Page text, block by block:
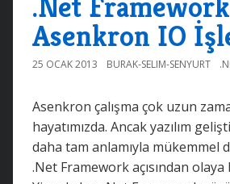
Asenkron IO
25 OCAK 2013 BURAK-SELIM-SENYURT
Asenkron çalışma çok uzun
hayatımızda. Ancak yazılım
daha tam anlamıyla mükemmel
.Net Framework açısından olaya